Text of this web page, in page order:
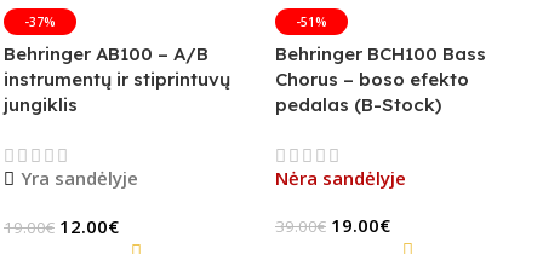
-37%
Behringer AB100 – A/B
instrumentų ir stiprintuvų
jungiklis
Yra sandėlyje
19.00€ 12.00€
-51%
Behringer BCH100 Bass
Chorus – boso efekto
pedalas (B-Stock)
Nėra sandėlyje
39.00€ 19.00€